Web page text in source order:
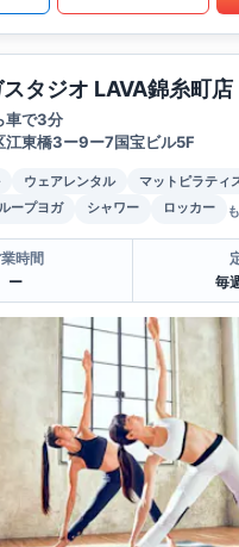
タジオ LAVA錦糸町店
車で3分
江東橋3ー9ー7国宝ビル5F
ウェアレンタル マットピラティ
ープヨガ シャワー ロッカー
時間
ー
毎